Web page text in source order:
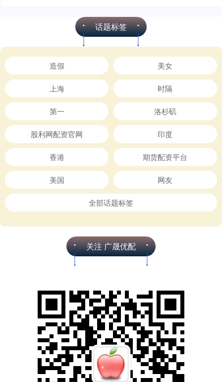
话题标签
造假 美女
上海 时隔
第一 洛杉矶
股利网配资官网 印度
香港 期货配资平台
美国 网友
全部话题标签
关注 广晟优配